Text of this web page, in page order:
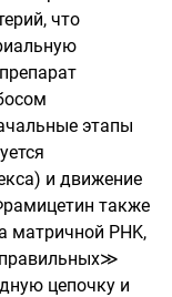
что
этапы
и движение
также
матричной РHK,
≫
цепочку и